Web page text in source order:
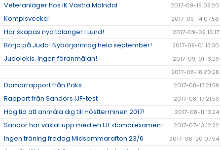
Veteranläger hos IK Västra Mölndal 2017-09-15 08:20
Kompisvecka! 2017-09-14 07:56
Här skapas nya talanger i Lund! 2017-09-02 16:17
Börja på Judo! Nybörjarintag hela september! 2017-09-01 13:30
Judolekis. Ingen föranmälan!
2017-09-01 13:29
2017-08-18 20:28
Domarrapport från Paks 2017-08-17 21:59
Rapport från Sandors IJF-test 2017-08-17 21:53
Hög tid att anmäla dig till Höstterminen 2017! 2017-08-11 13:24
Sandor har växlat upp med en IJF domarexamen! 2017-07-13 12:22
Ingen träning fredag Midsommarafton 23/6 2017-06-20 07:54